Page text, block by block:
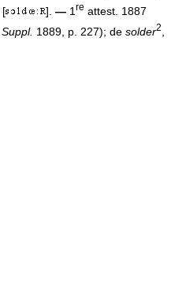
[ ]. — 1 re attest. 1887
Suppl. 1889, p. 227); de solder2